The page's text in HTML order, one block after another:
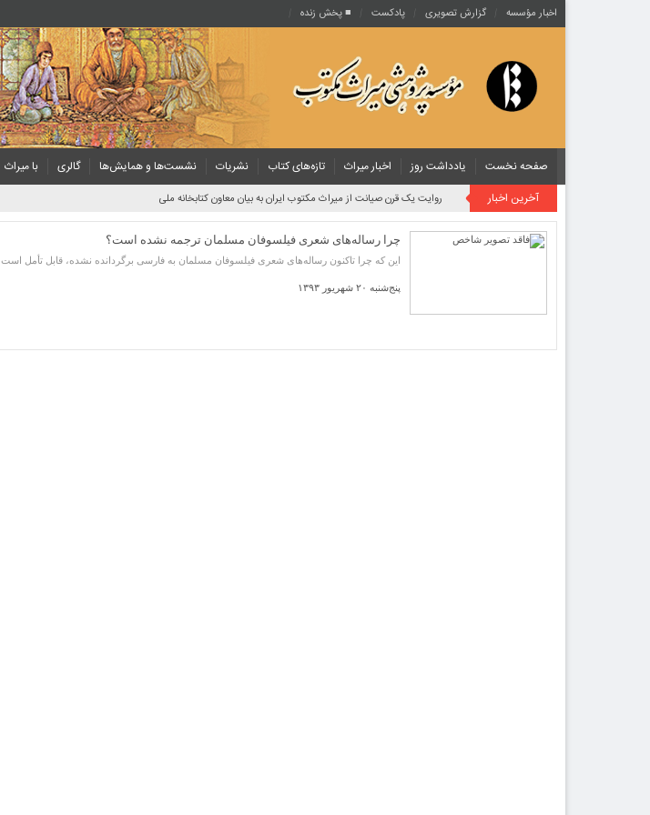
اخبار مؤسسه گزارش تصویری پادکست‌ ■ پخش زنده
صفحه نخست یادداشت روز اخبار میراث تازه‌های کتاب نشریات نشست‌ها و همایش‌ها گالری با میراث
آخرین اخبار
روایت یک قرن صیانت از میراث مکتوب ایران به بیان معاون کتابخانه ملی
چرا رساله‌های شعری فیلسوفان مسلمان ترجمه نشده است؟
این که چرا تاکنون رساله‌های شعری فیلسوفان مسلمان به فارسی برگردانده نشده، قابل تأمل است
پنج‌شنبه ۲۰ شهریور ۱۳۹۳